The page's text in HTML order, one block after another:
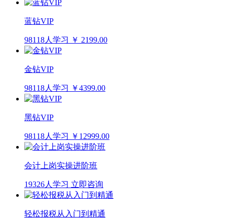
蓝钻VIP
98118人学习 ￥ 2199.00
金钻VIP
98118人学习 ￥4399.00
黑钻VIP
98118人学习 ￥12999.00
会计上岗实操进阶班
19326人学习 立即咨询
轻松报税从入门到精通